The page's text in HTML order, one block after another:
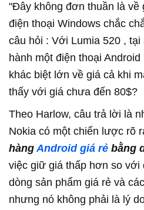
"Đây không đơn thuần là
điện thoại Windows chắc
câu hỏi : Với Lumia 520 ,
hành một điện thoại
khác biệt lớn về giá cả khi
thấy với giá chưa đến 80$?
Theo Harlow, câu trả lời là
Nokia có một chiến lược rõ
hàngAndroid giá rẻ bằng
việc giữ giá thấp hơn so với
dòng sản phẩm giá rẻ và
nhưng nó không phải là lý